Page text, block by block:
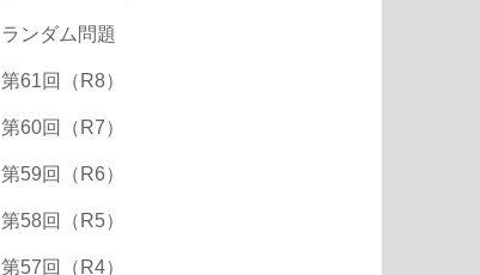
ランダム問題
第61回（R8）
第60回（R7）
第59回（R6）
第58回（R5）
第57回（R4）